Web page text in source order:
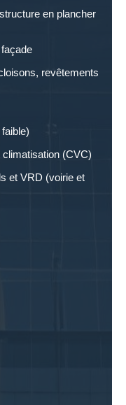
en plancher
revêtements
(CVC)
et VRD (voirie et